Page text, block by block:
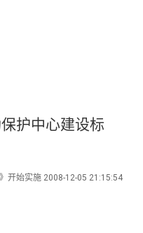
护中心建设标
开始实施 2008-12-05 21:15:54